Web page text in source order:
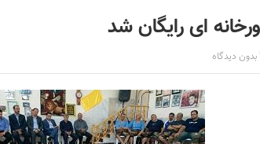
ای رایگان شد
بدون دیدگاه